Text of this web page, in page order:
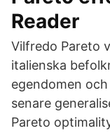
Reader
Vilfredo Pareto
italienska
egendomen
senare
Pareto